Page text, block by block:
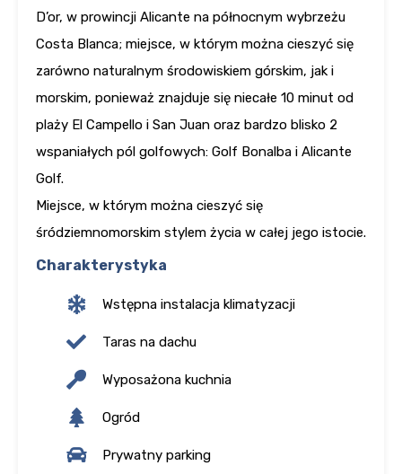
D’or, w prowincji Alicante na północnym wybrzeżu
Costa Blanca; miejsce, w którym można cieszyć się
zarówno naturalnym środowiskiem górskim, jak i
morskim, ponieważ znajduje się niecałe 10 minut od
plaży El Campello i San Juan oraz bardzo blisko 2
wspaniałych pól golfowych: Golf Bonalba i Alicante
Golf.
Miejsce, w którym można cieszyć się
śródziemnomorskim stylem życia w całej jego istocie.
Charakterystyka
Wstępna instalacja klimatyzacji
Taras na dachu
Wyposażona kuchnia
Ogród
Prywatny parking